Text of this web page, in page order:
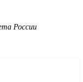
России